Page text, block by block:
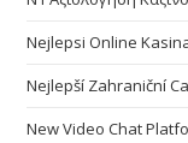
Nejlepsi Online
Nejlepší Zahraniční
New Video Chat